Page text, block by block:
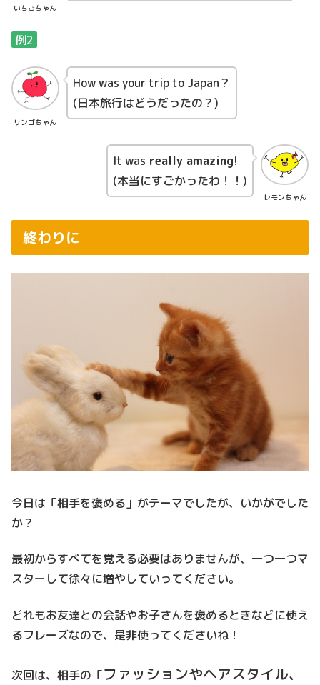
いちごちゃん
例2
リンゴちゃん
How was your trip to Japan？
(日本旅行はどうだったの？)
レモンちゃん
It was really amazing!
(本当にすごかったわ！！)
終わりに
今日は「相手を褒める」がテーマでしたが、いかがでした
か？
最初からすべてを覚える必要はありませんが、一つ一つマ
スターして徐々に増やしていってください。
どれもお友達との会話やお子さんを褒めるときなどに使え
るフレーズなので、是非使ってくださいね！
次回は、相手の「ファッションやヘアスタイル、